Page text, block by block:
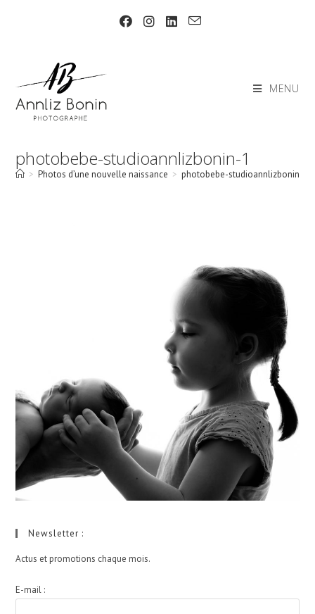
MENU
photobebe-studioannlizbonin-1
> Photos d’une nouvelle naissance > photobebe-studioannlizbonin-1
Newsletter :
Actus et promotions chaque mois.
E-mail :